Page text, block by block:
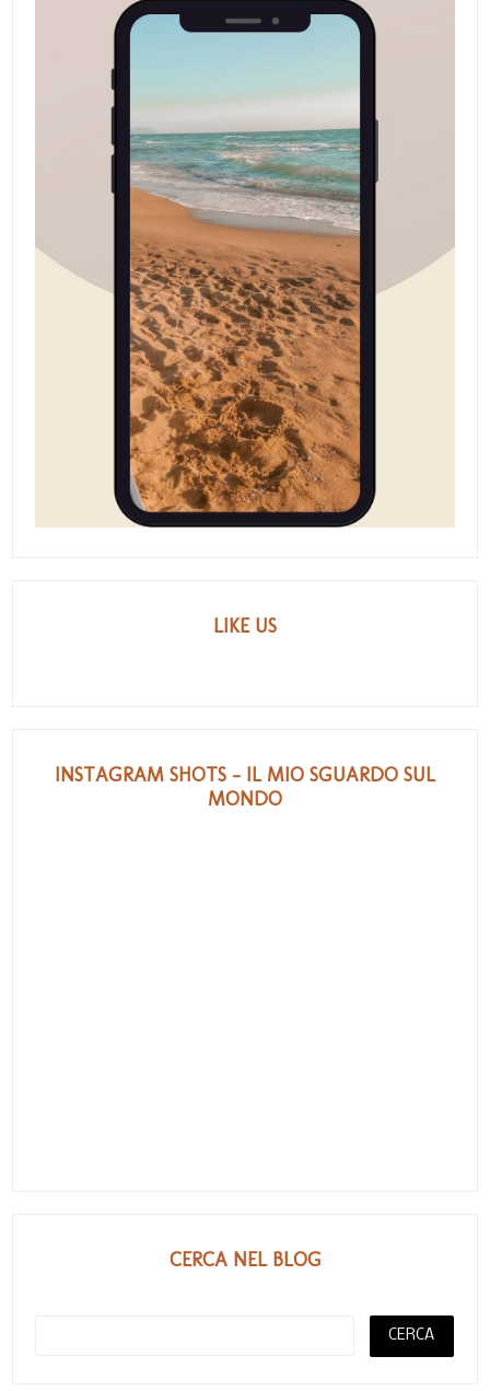
LIKE US
INSTAGRAM SHOTS - IL MIO SGUARDO SUL
MONDO
CERCA NEL BLOG